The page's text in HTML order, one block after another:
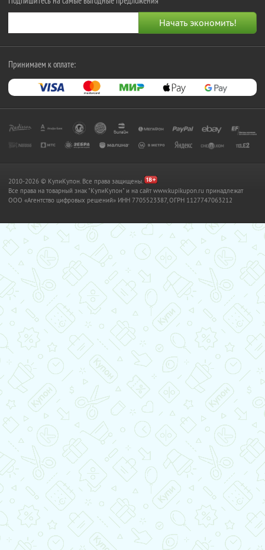
Принимаем к оплате:
2010-2026 © КупиКупон. Все права защищены.
Все права на товарный знак "КупиКупон" и на сайт www.kupikupon.ru принадлежат
OOO «Агентство цифровых решений» ИНН 7705523387, ОГРН 1127747063212